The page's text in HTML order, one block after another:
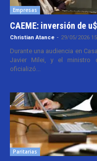
Empresas
CAEME: inversión de
Christian Atance - 29/05/2026
Durante una audiencia en
Javier Milei, y el ministro
oficializó...
Paritarias